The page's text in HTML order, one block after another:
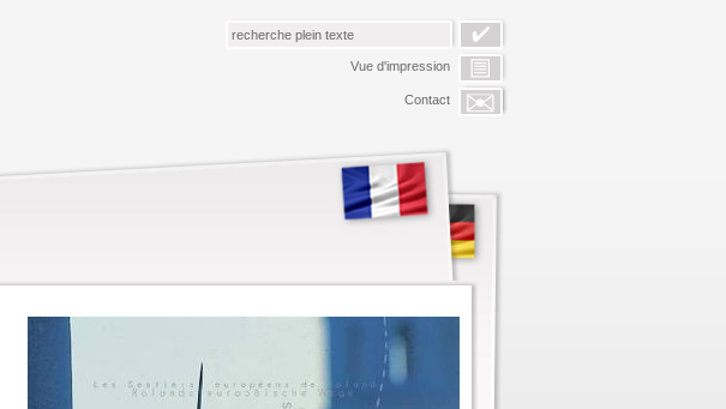
Vue d'impression
Contact